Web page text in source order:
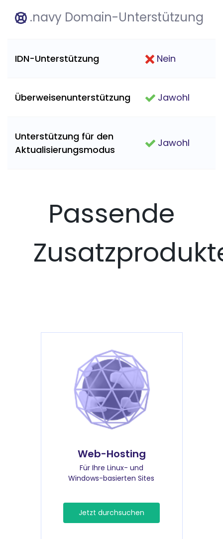
.navy Domain-Unterstützung
IDN-Unterstützung Nein
Überweisenunterstützung Jawohl
Unterstützung für den
Aktualisierungsmodus
Jawohl
Passende
Web-Hosting
Für Ihre Linux- und
Windows-basierten Sites
Jetzt durchsuchen